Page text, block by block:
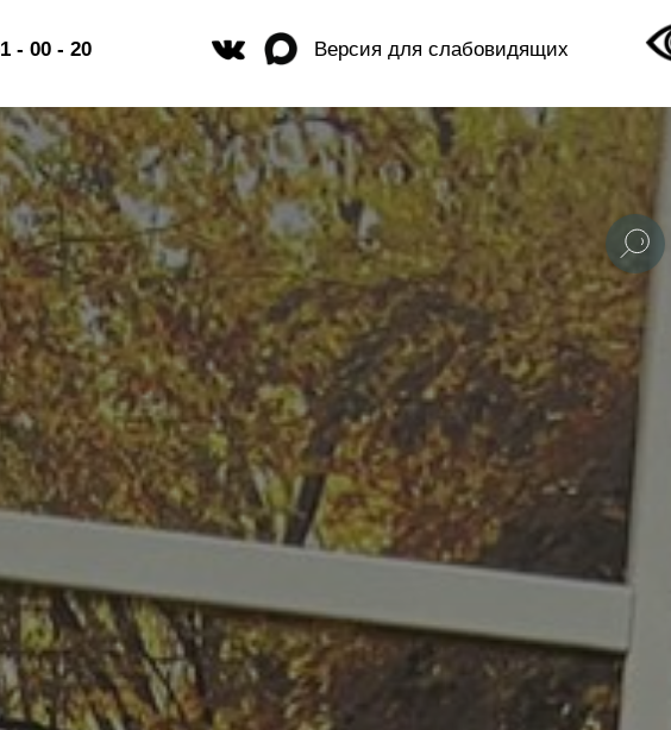
Версия для слабовидящих